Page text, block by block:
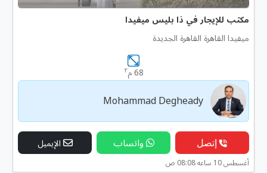
مكتب للإيجار في ذا بليس ميفيدا
ميفيدا القاهرة القاهرة الجديدة
68 م ٢
Mohammad Degheady
إتصل واتساب الإيميل
أغسطس 10 ساعه 08:08 ص